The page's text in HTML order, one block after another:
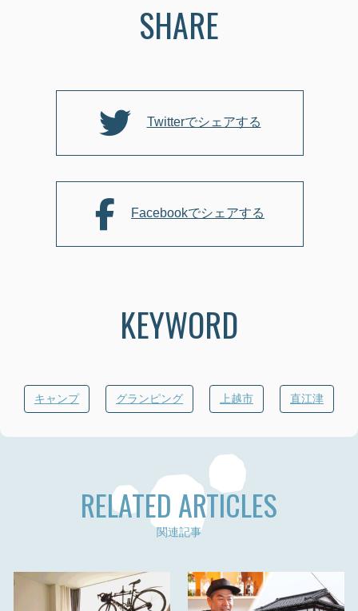
e
b
o
k
er
SHARE
Twitterでシェアする
Facebookでシェアする
KEYWORD
キャンプ グランピング 上越市 直江津
RELATED ARTICLES
関連記事